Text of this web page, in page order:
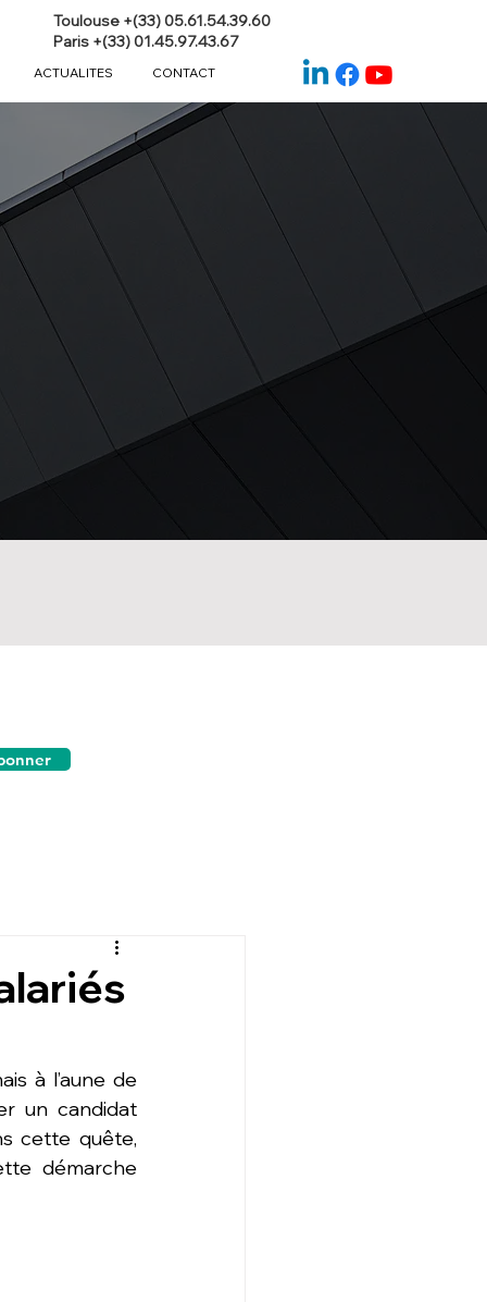
Toulouse +(33) 05.61.54.39.60
Paris +(33) 01.45.97.43.67
ACTUALITES CONTACT
à l’aune de
un candidat
cette quête,
démarche